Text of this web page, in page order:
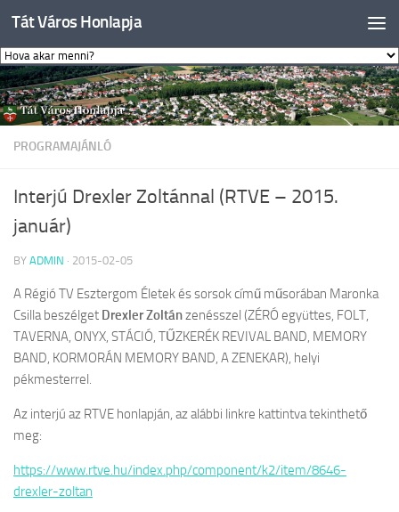
Skip to content
Tát Város Honlapja
PROGRAMAJÁNLÓ
Interjú Drexler Zoltánnal (RTVE – 2015.
január)
BY ADMIN · 2015-02-05
A Régió TV Esztergom Életek és sorsok című műsorában Maronka
Csilla beszélget Drexler Zoltánzenésszel (ZÉRÓ együttes, FOLT,
TAVERNA, ONYX, STÁCIÓ, TŰZKERÉK REVIVAL BAND, MEMORY
BAND, KORMORÁN MEMORY BAND, A ZENEKAR), helyi
pékmesterrel.
Az interjú az RTVE honlapján, az alábbi linkre kattintva tekinthető
meg:
https://www.rtve.hu/index.php/component/k2/item/8646-
drexler-zoltan